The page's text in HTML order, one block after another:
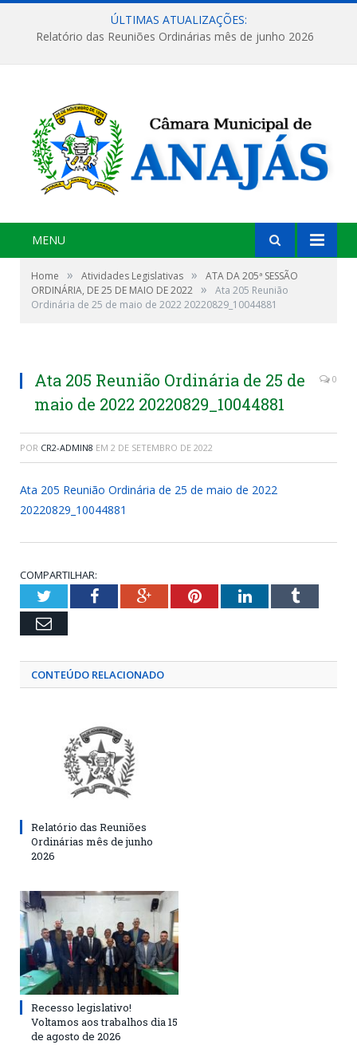
ÚLTIMAS ATUALIZAÇÕES:
Relatório das Reuniões Ordinárias mês de junho 2026
MENU
Home » Atividades Legislativas »
ATA DA 205ª SESSÃO
ORDINÁRIA, DE 25 DE MAIO DE 2022 »
Ata 205 Reunião
Ordinária de 25 de maio de 2022 20220829_10044881
Ata 205 Reunião Ordinária de 25 de
maio de 2022 20220829_10044881
0
POR CR2-ADMIN8 EM 2 DE SETEMBRO DE 2022
Ata 205 Reunião Ordinária de 25 de maio de 2022
20220829_10044881
COMPARTILHAR:
TwitterFacebookGoogle+PinterestLinkedInTumblr
Email
CONTEÚDO RELACIONADO
Relatório das Reuniões
Ordinárias mês de junho
2026
Recesso legislativo!
Voltamos aos trabalhos dia 15
de agosto de 2026